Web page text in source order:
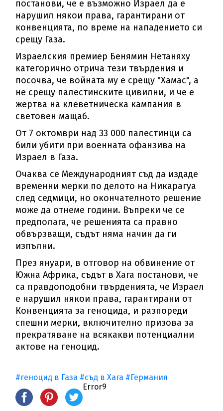
постанови, че е възможно Израел да е
нарушил някои права, гарантирани от
конвенцията, по време на нападението си
срещу Газа.
Израелския премиер Бенямин Нетаняху
категорично отрича тези твърдения и
посочва, че войната му е срещу "Хамас", а
не срещу палестинските цивилни, и че е
жертва на клеветническа кампания в
световен мащаб.
От 7 октомври над 33 000 палестинци са
били убити при военната офанзива на
Израел в Газа.
Очаква се Международният съд да издаде
временни мерки по делото на Никарагуа
след седмици, но окончателното решение
може да отнеме години. Въпреки че се
предполага, че решенията са правно
обвързващи, съдът няма начин да ги
изпълни.
През януари, в отговор на обвинение от
Южна Африка, съдът в Хага постанови, че
са правдоподобни твърденията, че Израел
е нарушил някои права, гарантирани от
Конвенцията за геноцида, и разпореди
спешни мерки, включително призова за
прекратяване на всякакви потенциални
актове на геноцид.
#геноцид в Газа #съд в Хага #Германия
Error9